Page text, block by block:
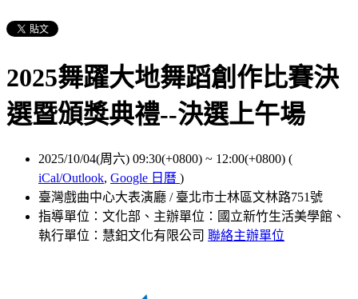
2025舞躍大地舞蹈創作比賽決
選暨頒獎典禮--決選上午場
2025/10/04(周六) 09:30(+0800) ~ 12:00(+0800) (
iCal/Outlook, Google 日曆 )
臺灣戲曲中心大表演廳 / 臺北市士林區文林路751號
指導單位：文化部、主辦單位：國立新竹生活美學館、
執行單位：慧鈤文化有限公司 聯絡主辦單位